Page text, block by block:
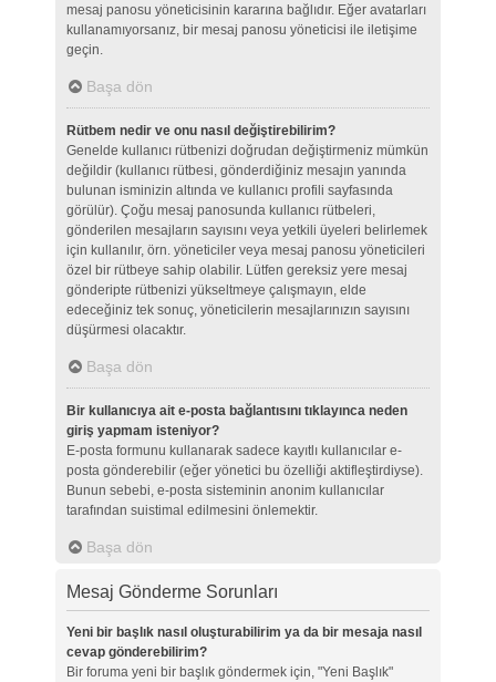
mesaj panosu yöneticisinin kararına bağlıdır. Eğer avatarları
kullanamıyorsanız, bir mesaj panosu yöneticisi ile iletişime
geçin.
Başa dön
Rütbem nedir ve onu nasıl değiştirebilirim?
Genelde kullanıcı rütbenizi doğrudan değiştirmeniz mümkün
değildir (kullanıcı rütbesi, gönderdiğiniz mesajın yanında
bulunan isminizin altında ve kullanıcı profili sayfasında
görülür). Çoğu mesaj panosunda kullanıcı rütbeleri,
gönderilen mesajların sayısını veya yetkili üyeleri belirlemek
için kullanılır, örn. yöneticiler veya mesaj panosu yöneticileri
özel bir rütbeye sahip olabilir. Lütfen gereksiz yere mesaj
gönderipte rütbenizi yükseltmeye çalışmayın, elde
edeceğiniz tek sonuç, yöneticilerin mesajlarınızın sayısını
düşürmesi olacaktır.
Başa dön
Bir kullanıcıya ait e-posta bağlantısını tıklayınca neden
giriş yapmam isteniyor?
E-posta formunu kullanarak sadece kayıtlı kullanıcılar e-
posta gönderebilir (eğer yönetici bu özelliği aktifleştirdiyse).
Bunun sebebi, e-posta sisteminin anonim kullanıcılar
tarafından suistimal edilmesini önlemektir.
Başa dön
Mesaj Gönderme Sorunları
Yeni bir başlık nasıl oluşturabilirim ya da bir mesaja nasıl
cevap gönderebilirim?
Bir foruma yeni bir başlık göndermek için, "Yeni Başlık"